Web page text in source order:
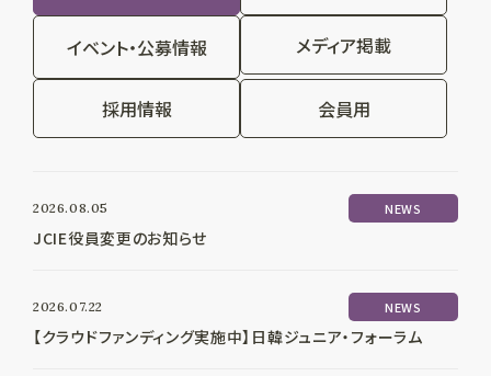
イベント・公募情報 メディア掲載
採用情報 会員用
2026.08.05 NEWS
JCIE役員変更のお知らせ
2026.07.22 NEWS
【クラウドファンディング実施中】日韓ジュニア・フォーラム